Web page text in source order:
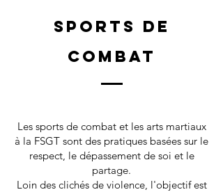
Sports de
combat
Les sports de combat et les arts martiaux
à la FSGT sont des pratiques basées sur le
respect, le dépassement de soi et le
partage.
Loin des clichés de violence, l'objectif est